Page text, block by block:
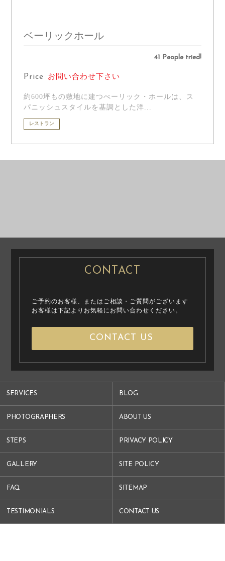
ベーリックホール
41 People tried!
Price お問い合わせ下さい
約600坪もの敷地に建つべーリック・ホールは、ス
パニッシュスタイルを基調とした洋...
レストラン
SERVICES
PHOTOGRAPHERS
STEPS
GALLERY
FAQ
TESTIMONIALS
BLOG
ABOUT US
PRIVACY POLICY
SITE POLICY
SITEMAP
CONTACT US
CONTACT
ご予約のお客様、またはご相談・ご質問がございます
お客様は下記よりお気軽にお問い合わせください。
CONTACT US